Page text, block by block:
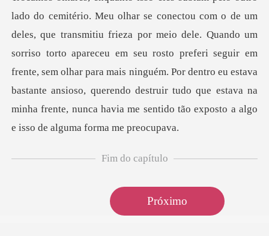
meio dele. Quando um
sorriso torto apareceu em seu rosto preferi seguir em
frente, sem olhar para mais ninguém. Por dentro eu estava
bastan
Fim do capítulo
Próximo